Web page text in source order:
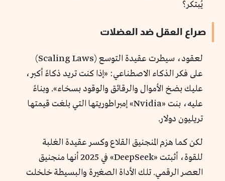
يُبتكر؟
صراع العقل ضد العضلات
لعقود، سيطرت عقيدة التوسع (Scaling Laws)
على فكر الذكاء الاصطناعي: «إذا كنت تريد ذكاءً أكبر،
عليك بضخ الأموال والرقائق والوقود بسخاء». وبناءً
عليه، بنت «Nvidia» إمبراطوريتها التي بلغت قيمتها
تريليون دولار.
لكن كما هزم المنجنيق القلاع وكسر عقيدة الغلبة
للقوة، أثبتت «DeepSeek» في 2025 أنها منجنيق
العصر الرقمي. تلك الأداة الصغيرة والبسيطة خلخلت